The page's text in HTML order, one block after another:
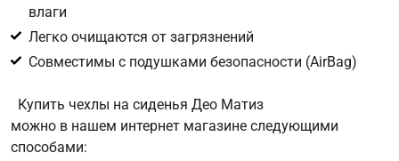
влаги
Легко очищаются от загрязнений
Совместимы с подушками безопасности (AirBag)
Купить чехлы на сиденья Део Матиз
можно в нашем интернет магазине следующими
способами: